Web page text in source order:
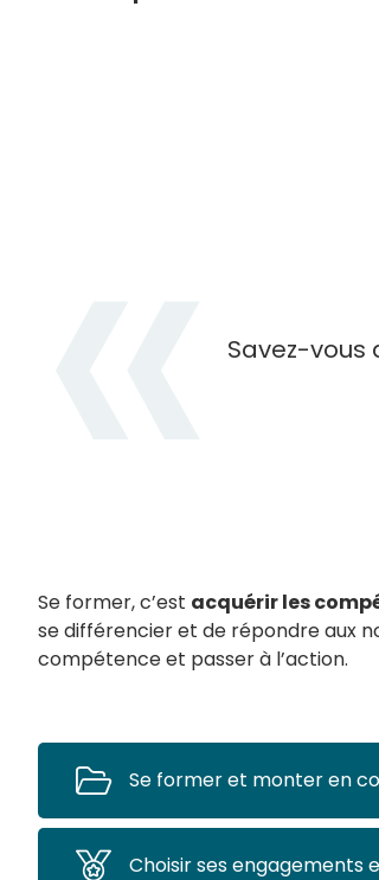
Savez-vous
Se former, c’est acquérir les
se différencier et de répondre aux
compétence et passer à l’action.
Se former et monter en compétence
Se former et monter en
Choisir ses engagements et labels
Choisir ses engagements